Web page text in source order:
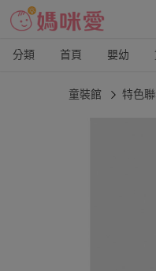
分類 首頁 嬰幼
童裝館 特色